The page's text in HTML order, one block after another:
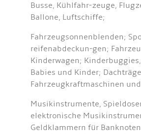
Busse, Kühlfahr-zeuge,
Ballone, Luftschiffe;
Fahrzeugsonnenblenden;
reifenabdeckun-gen;
Kinderwagen;
Babies und Kinder;
Fahrzeugkraftmaschinen
Musikinstrumente,
elektronische
Geldklammern für